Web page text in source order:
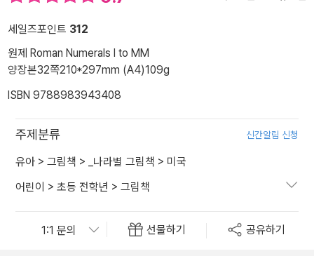
세일즈포인트 312
원제 Roman Numerals I to MM
양장본32쪽210*297mm (A4)109g
ISBN 9788983943408
주제분류 신간알림 신청
유아 > 그림책 > _나라별 그림책 > 미국
어린이 > 초등 전학년 > 그림책
선물하기 공유하기